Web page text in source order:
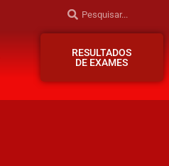
RESULTADOS
DE EXAMES